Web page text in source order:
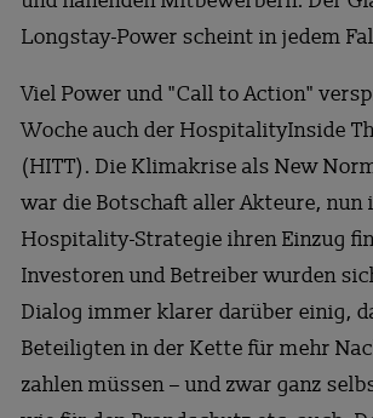
Longstay-Power scheint in jedem
Viel Power und "Call to Action"
Woche auch der HospitalityInside
(HITT). Die Klimakrise als New
war die Botschaft aller Akteure, nun
Hospitality-Strategie ihren Einzug
Investoren und Betreiber wurden
Dialog immer klarer darüber einig,
Beteiligten in der Kette für mehr
zahlen müssen – und zwar ganz